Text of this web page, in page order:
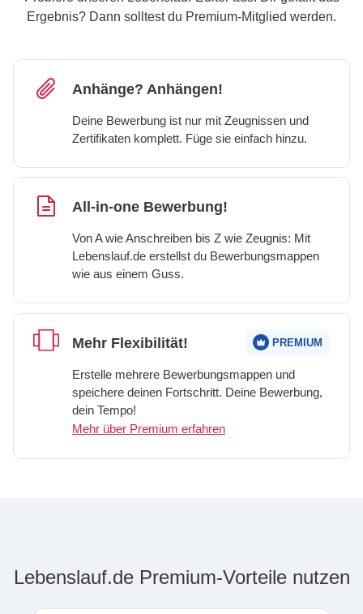
Ergebnis? Dann solltest du Premium-Mitglied werden.
Anhänge? Anhängen!
Deine Bewerbung ist nur mit Zeugnissen und
Zertifikaten komplett. Füge sie einfach hinzu.
All-in-one Bewerbung!
Von A wie Anschreiben bis Z wie Zeugnis: Mit
Lebenslauf.de erstellst du Bewerbungsmappen
wie aus einem Guss.
Mehr Flexibilität!
Erstelle mehrere Bewerbungsmappen und
speichere deinen Fortschritt. Deine Bewerbung,
dein Tempo!
Mehr über Premium erfahren
PREMIUM
Lebenslauf.de Premium-Vorteile nutzen